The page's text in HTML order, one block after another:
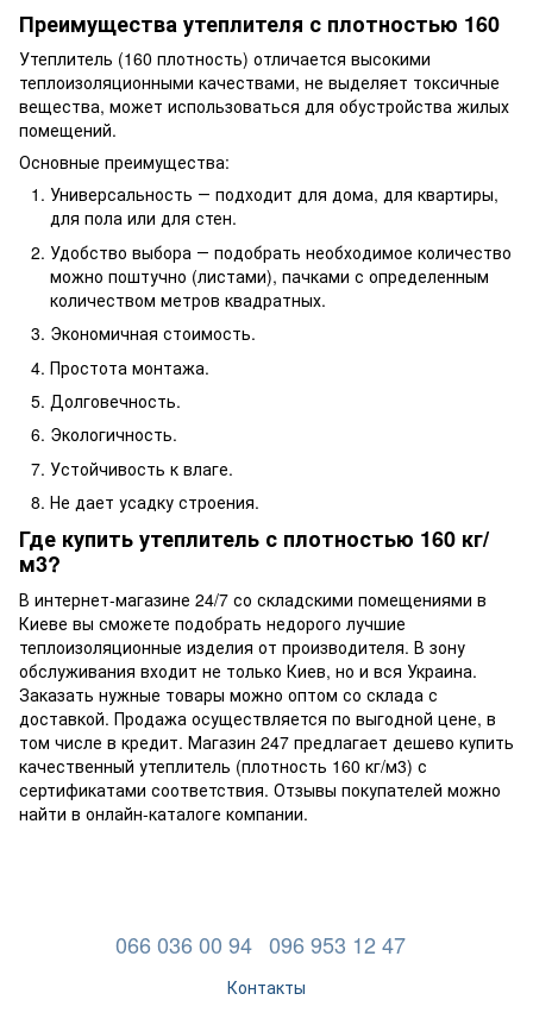
Преимущества утеплителя с плотностью 160
Утеплитель (160 плотность) отличается высокими
теплоизоляционными качествами, не выделяет токсичные
вещества, может использоваться для обустройства жилых
помещений.
Основные преимущества:
Универсальность ― подходит для дома, для квартиры,
для пола или для стен.
Удобство выбора ― подобрать необходимое количество
можно поштучно (листами), пачками с определенным
количеством метров квадратных.
Экономичная стоимость.
Простота монтажа.
Долговечность.
Экологичность.
Устойчивость к влаге.
Не дает усадку строения.
Где купить утеплитель с плотностью 160 кг/
м3?
В интернет-магазине 24/7 со складскими помещениями в
Киеве вы сможете подобрать недорого лучшие
теплоизоляционные изделия от производителя. В зону
обслуживания входит не только Киев, но и вся Украина.
Заказать нужные товары можно оптом со склада с
доставкой. Продажа осуществляется по выгодной цене, в
том числе в кредит. Магазин 247 предлагает дешево купить
качественный утеплитель (плотность 160 кг/м3) с
сертификатами соответствия. Отзывы покупателей можно
найти в онлайн-каталоге компании.
066 036 00 94 096 953 12 47
Контакты